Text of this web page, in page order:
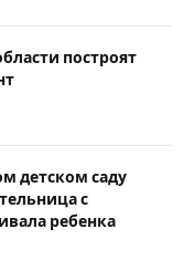
построят
детском саду
с
ребенка